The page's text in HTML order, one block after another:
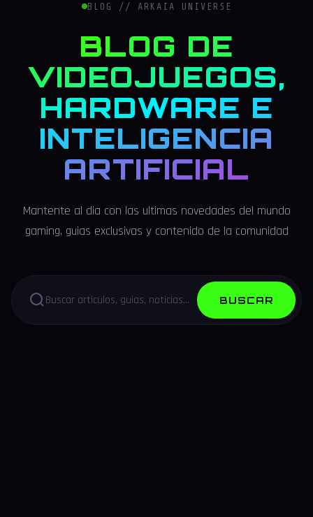
BLOG // ARKAIA UNIVERSE
BLOG DE
VIDEOJUEGOS,
HARDWARE E
INTELIGENCIA
ARTIFICIAL
Mantente al dia con las ultimas novedades del mundo
gaming, guias exclusivas y contenido de la comunidad
BUSCAR